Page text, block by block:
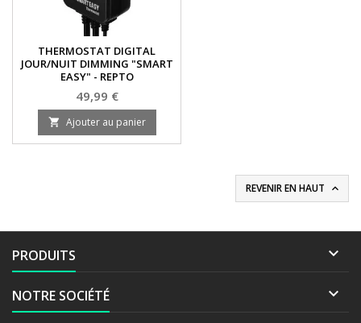
THERMOSTAT DIGITAL
JOUR/NUIT DIMMING "SMART
EASY" - REPTO
Prix
49,99 €
 Ajouter au panier
REVENIR EN HAUT 
PRODUITS 
NOTRE SOCIÉTÉ 